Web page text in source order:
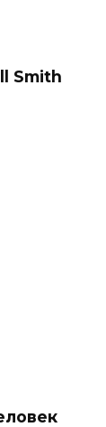
Smith